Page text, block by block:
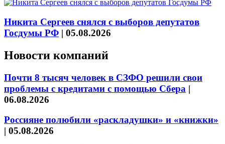
Никита Сергеев снялся с выборов депутатов
Госдумы РФ | 05.08.2026
Новости компаний
Почти 8 тысяч человек в СЗФО решили свои
проблемы с кредитами с помощью Сбера |
06.08.2026
Россияне полюбили «раскладушки» и «книжки»
| 05.08.2026